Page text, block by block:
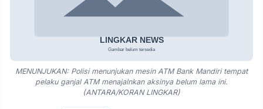
MENUNJUKAN: Polisi menunjukan mesin ATM Bank Mandiri tempat
pelaku ganjal ATM menajalnkan aksinya belum lama ini.
(ANTARA/KORAN LINGKAR)